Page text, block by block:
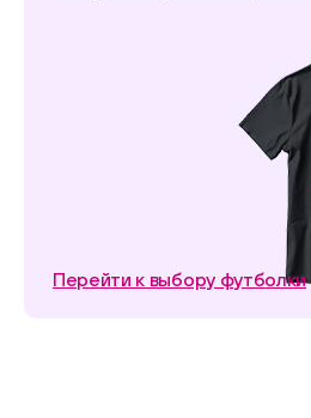
Перейти к выбору футболки